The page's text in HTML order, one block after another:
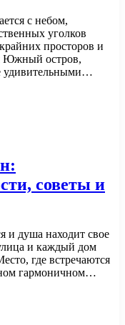
с небом,
уголков
просторов и
Южный остров,
удивительными…
советы и
и душа находит свое
и каждый дом
где встречаются
гармоничном…